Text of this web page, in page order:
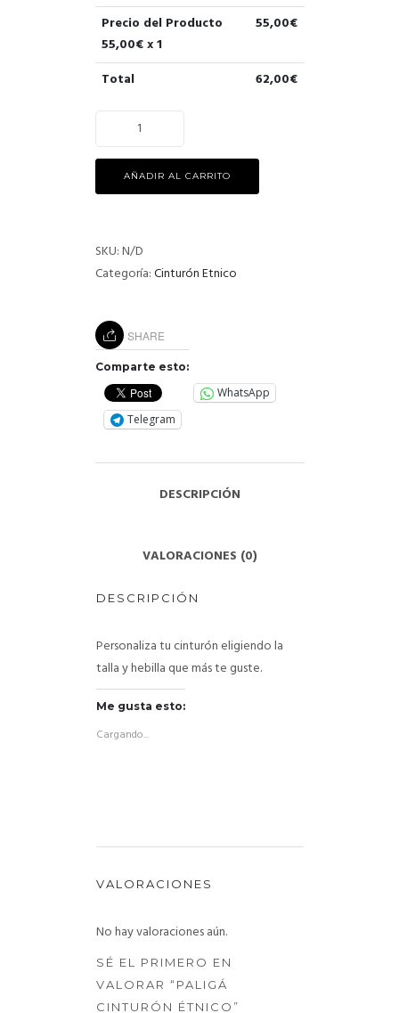
Precio del Producto
55,00€ x 1
55,00€
Total 62,00€
AÑADIR AL CARRITO
SKU:N/D
Categoría:Cinturón Etnico
SHARE
Comparte esto:
WhatsApp
Telegram
DESCRIPCIÓN
VALORACIONES (0)
DESCRIPCIÓN
Personaliza tu cinturón eligiendo la
talla y hebilla que más te guste.
Me gusta esto:
Cargando...
VALORACIONES
No hay valoraciones aún.
SÉ EL PRIMERO EN
VALORAR “PALIGÁ
CINTURÓN ÉTNICO”